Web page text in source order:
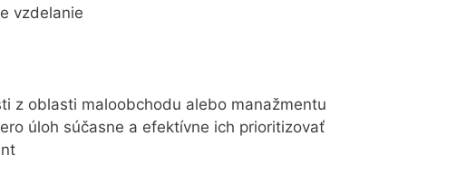
vzdelanie
z oblasti maloobchodu alebo manažmentu
úloh súčasne a efektívne ich prioritizovať